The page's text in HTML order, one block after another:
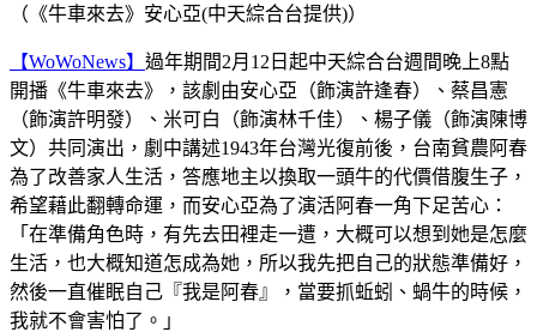
（《牛車來去》安心亞(中天綜合台提供)）
【WoWoNews】 過年期間2月12日起中天綜合台週間晚上8點
開播《牛車來去》，該劇由安心亞（飾演許逢春）、蔡昌憲
（飾演許明發）、米可白（飾演林千佳）、楊子儀（飾演陳博
文）共同演出，劇中講述1943年台灣光復前後，台南貧農阿春
為了改善家人生活，答應地主以換取一頭牛的代價借腹生子，
希望藉此翻轉命運，而安心亞為了演活阿春一角下足苦心：
「在準備角色時，有先去田裡走一遭，大概可以想到她是怎麼
生活，也大概知道怎成為她，所以我先把自己的狀態準備好，
然後一直催眠自己『我是阿春』，當要抓蚯蚓、蝸牛的時候，
我就不會害怕了。」